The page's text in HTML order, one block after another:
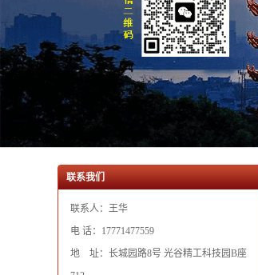
联系我们
联系人：王华
电 话：17771477559
地 址：长城园路8号 光谷精工科技园B座